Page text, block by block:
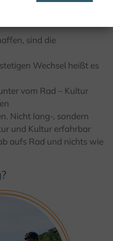
sind die
Wechsel heißt es
vom Rad – Kultur
Nicht lang-, sondern
und Kultur erfahrbar
aufs Rad und nichts wie